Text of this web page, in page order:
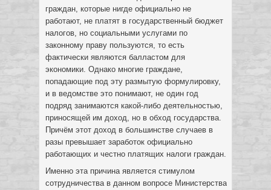
граждан, которые нигде официально не
работают, не платят в государственный бюджет
налогов, но социальными услугами по
законному праву пользуются, то есть
фактически являются балластом для
экономики. Однако многие граждане,
попадающие под эту размытую формулировку,
и в ведомстве это понимают, не один год
подряд занимаются какой-либо деятельностью,
приносящей им доход, но в обход государства.
Причём этот доход в большинстве случаев в
разы превышает заработок официально
работающих и честно платящих налоги граждан.
Именно эта причина является стимулом
сотрудничества в данном вопросе Министерства